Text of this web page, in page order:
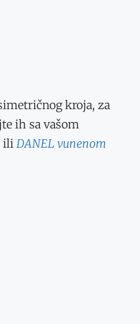
kroja, za
ih sa vašom
iliDANEL vunenom